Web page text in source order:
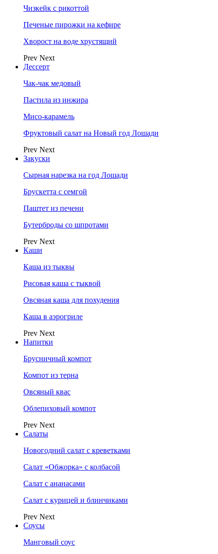
Чизкейк с рикоттой
Печеные пирожки на кефире
Хворост на воде хрустящий
Prev Next
Дессерт
Чак-чак медовый
Пастила из инжира
Мисо-карамель
Фруктовый салат на Новый год Лошади
Prev Next
Закуски
Сырная нарезка на год Лошади
Брускетта с семгой
Паштет из печени
Бутерброды со шпротами
Prev Next
Каши
Каша из тыквы
Рисовая каша с тыквой
Овсяная каша для похудения
Каша в аэрогриле
Prev Next
Напитки
Брусничный компот
Компот из терна
Овсяный квас
Облепиховый компот
Prev Next
Салаты
Новогодний салат с креветками
Салат «Обжорка» с колбасой
Салат с ананасами
Салат с курицей и блинчиками
Prev Next
Соусы
Манговый соус